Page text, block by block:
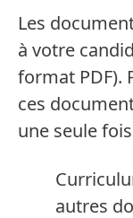
Les
à votre
format PDF).
ces
une seule
autres